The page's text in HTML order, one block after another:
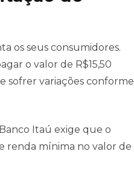
os seus consumidores.
o valor de R$15,50
sofrer variações conforme
Itaú exige que o
renda mínima no valor de